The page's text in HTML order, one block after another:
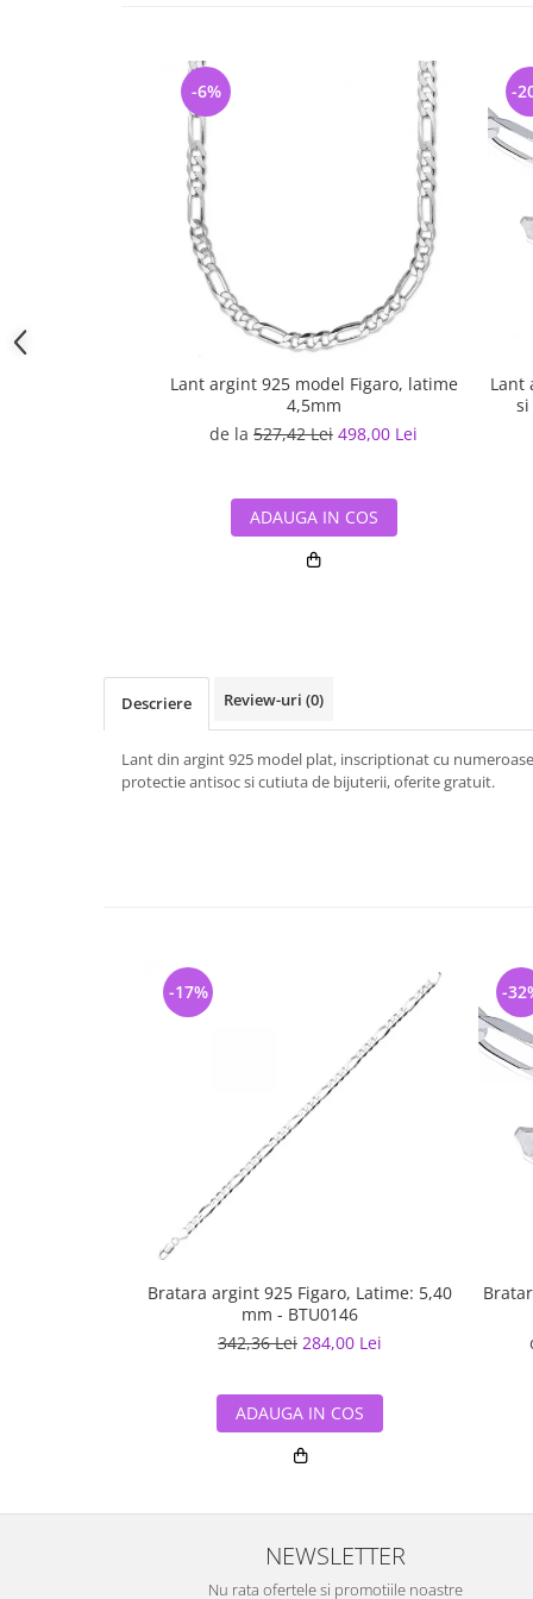
Lant argint 925 model Figaro, latime
4,5mm
de la 527,42 Lei 498,00 Lei
-6%
ADAUGA IN COS
Lant
si
-
Descriere Review-uri (0)
Lant din argint 925 model plat, inscriptionat cu
protectie antisoc si cutiuta de bijuterii, oferite gratuit.
Bratara argint 925 Figaro, Latime: 5,40
mm - BTU0146
342,36 Lei 284,00 Lei
-17%
ADAUGA IN COS
-
NEWSLETTER
Nu rata ofertele si promotiile noastre